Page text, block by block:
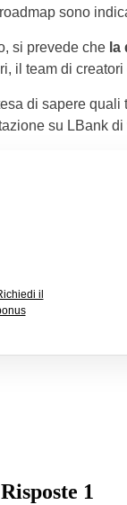
sono
si prevede che la
il team di
di sapere
su LBank
il
1